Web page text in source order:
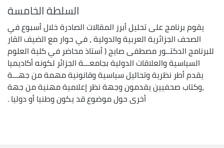
السلطة الخامسة
يقوم برنامج على تحليل أبرز المقالات الصادرة خلال أسبوع في
الصحف الجزائرية العربية والدولية ، في حوار مع الضيف القار
للبرنامج الدكتــور مصطفى صايج ( أستاذ محاضر في كلية العلوم
السياسية والعلاقات الدولية بجامعـــة الجزائر لكونه أكاديميا
يقدم أطر نظرية وتحاليل سياسية وقانونية مهمة من جهـــة
،وكتاب صحفيين يقدمون وجهة نظر إعلامية مهنية من جهة
أخرى حول موضوع قد يكون وطنيا أو دوليا .